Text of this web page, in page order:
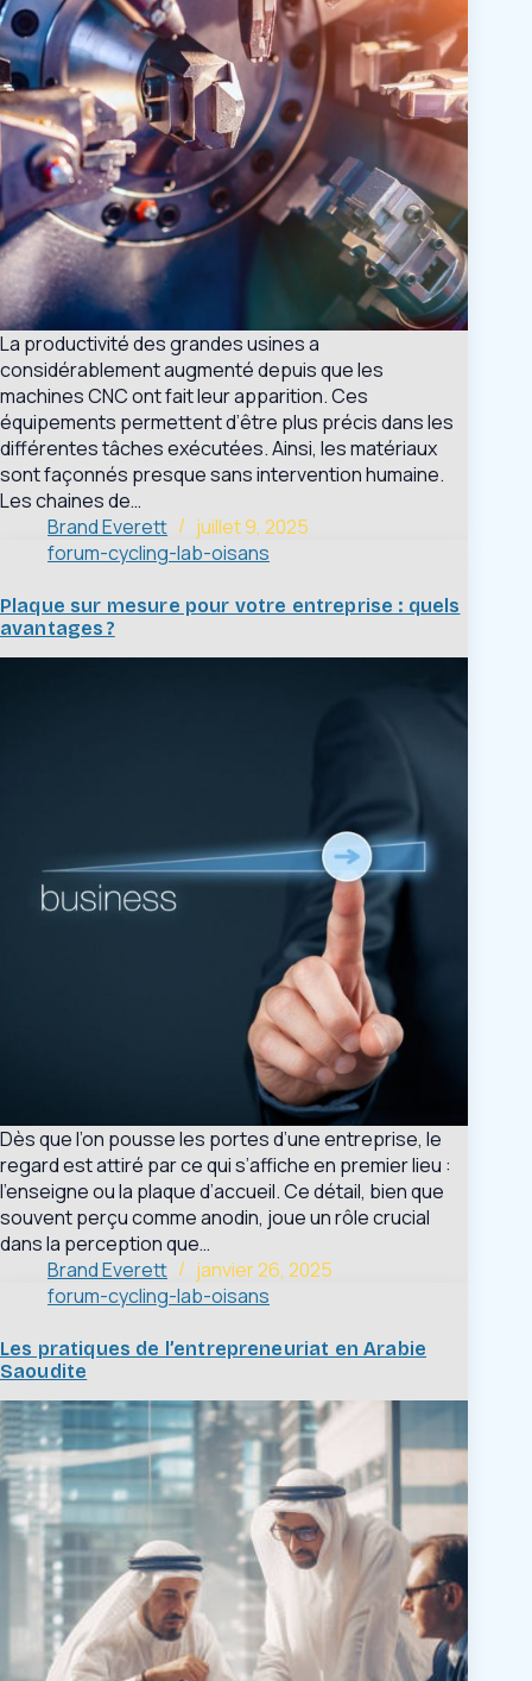
La productivité des grandes usines a
considérablement augmenté depuis que les
machines CNC ont fait leur apparition. Ces
équipements permettent d’être plus précis dans les
différentes tâches exécutées. Ainsi, les matériaux
sont façonnés presque sans intervention humaine.
Les chaines de…
Brand Everett
juillet 9, 2025
forum-cycling-lab-oisans
Plaque sur mesure pour votre entreprise : quels
avantages ?
Dès que l’on pousse les portes d’une entreprise, le
regard est attiré par ce qui s’affiche en premier lieu :
l’enseigne ou la plaque d’accueil. Ce détail, bien que
souvent perçu comme anodin, joue un rôle crucial
dans la perception que…
Brand Everett
janvier 26, 2025
forum-cycling-lab-oisans
Les pratiques de l’entrepreneuriat en Arabie
Saoudite